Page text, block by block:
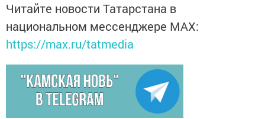
Читайте новости Татарстана в
национальном мессенджере MАХ:
https://max.ru/tatmedia